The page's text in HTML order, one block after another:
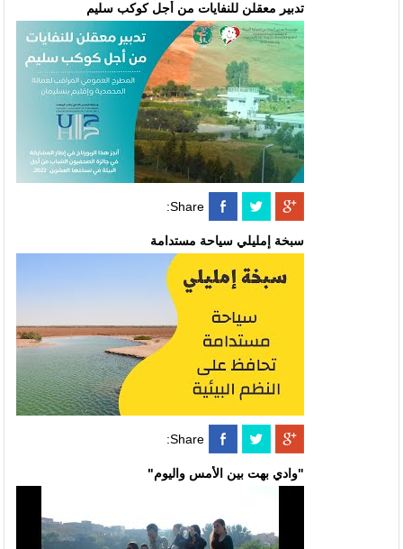
تدبير معقلن للنفايات من أجل كوكب سليم
Share:
سبخة إمليلي سياحة مستدامة
Share:
"وادي بهت بين الأمس واليوم"